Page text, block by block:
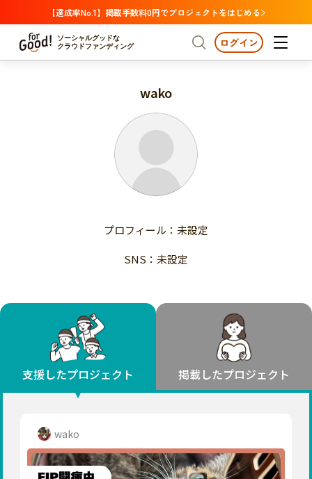
【達成率No.1】掲載手数料0円でプロジェクトをはじめる
ソーシャルグッドな
クラウドファンディング
プロジェクトからさがす 注目
支援金額が多い
支援人数が多い
終了日が近い
国際協力
子ども・教育
フード・農業
文化
環境・エシカル
人権・マイノリティ
社会貢献
地域からさがす 北海道・東北
北海道
宮城
支援金額が多い
終了日が近い
カテゴリーからさがす
医療・福祉
子ども・教育
人権・マイノリティ
北海道 青森 岩手 宮城
秋田
福島
茨城 栃木 群馬
千葉
東京
神奈川
新潟 富山
長野
岐阜 静岡 愛知
近畿
ログイン
wako
プロフィール：未設定
SNS：未設定
支援したプロジェクト 掲載したプロジェクト
wako